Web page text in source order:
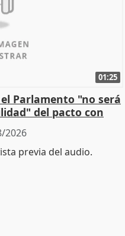
01:25
Parlamento "no será
del pacto con
2026